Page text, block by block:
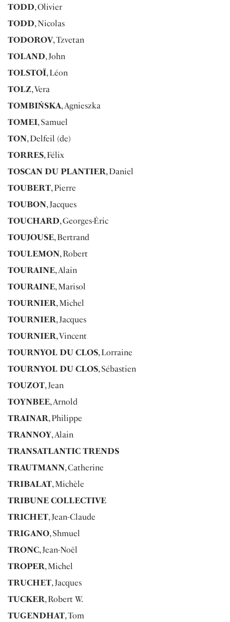
TODD, Olivier
TODD, Nicolas
TODOROV, Tzvetan
TOLAND, John
TOLSTOÏ, Léon
TOLZ, Vera
TOMBIŃSKA, Agnieszka
TOMEI, Samuel
TON, Delfeil (de)
TORRES, Félix
TOSCAN DU PLANTIER, Daniel
TOUBERT, Pierre
TOUBON, Jacques
TOUCHARD, Georges-Éric
TOUJOUSE, Bertrand
TOULEMON, Robert
TOURAINE, Alain
TOURAINE, Marisol
TOURNIER, Michel
TOURNIER, Jacques
TOURNIER, Vincent
TOURNYOL DU CLOS, Lorraine
TOURNYOL DU CLOS, Sébastien
TOUZOT, Jean
TOYNBEE, Arnold
TRAINAR, Philippe
TRANNOY, Alain
TRANSATLANTIC TRENDS
TRAUTMANN, Catherine
TRIBALAT, Michèle
TRIBUNE COLLECTIVE
TRICHET, Jean-Claude
TRIGANO, Shmuel
TRONC, Jean-Noël
TROPER, Michel
TRUCHET, Jacques
TUCKER, Robert W.
TUGENDHAT, Tom